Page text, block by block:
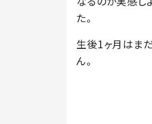
た。
生後1ヶ月はま
ん。